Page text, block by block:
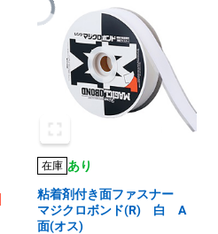
在庫 あり
粘着剤付き面ファスナー
マジクロボンド(R) 白 A
面(オス)